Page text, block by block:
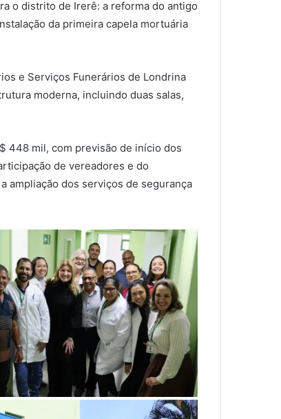
o distrito de Irerê: a reforma do antigo
da primeira capela mortuária
e Serviços Funerários de Londrina
moderna, incluindo duas salas,
448 mil, com previsão de início dos
de vereadores e do
ampliação dos serviços de segurança